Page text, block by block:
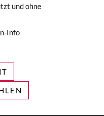
und ohne
Info